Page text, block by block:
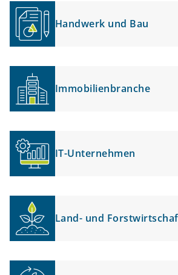
Handwerk und Bau
Immobilienbranche
IT-Unternehmen
Land- und